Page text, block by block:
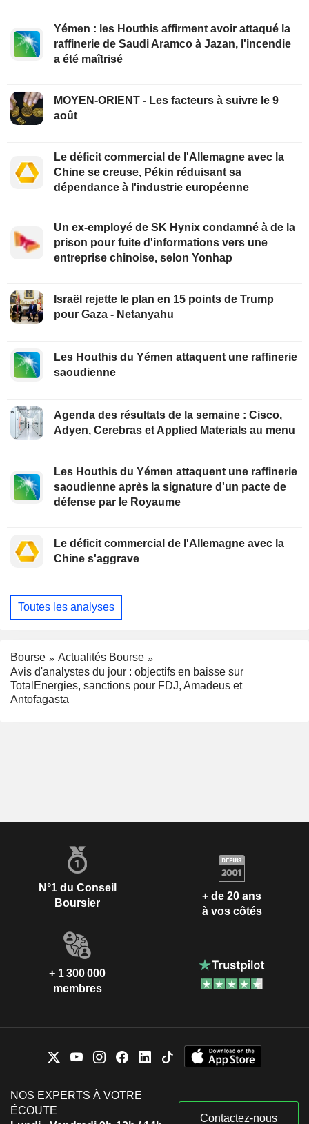
Yémen : les Houthis affirment avoir attaqué la
raffinerie de Saudi Aramco à Jazan, l'incendie
a été maîtrisé
MOYEN-ORIENT - Les facteurs à suivre le 9
août
Le déficit commercial de l'Allemagne avec la
Chine se creuse, Pékin réduisant sa
dépendance à l'industrie européenne
Un ex-employé de SK Hynix condamné à de la
prison pour fuite d'informations vers une
entreprise chinoise, selon Yonhap
Israël rejette le plan en 15 points de Trump
pour Gaza - Netanyahu
Les Houthis du Yémen attaquent une raffinerie
saoudienne
Agenda des résultats de la semaine : Cisco,
Adyen, Cerebras et Applied Materials au menu
Les Houthis du Yémen attaquent une raffinerie
saoudienne après la signature d'un pacte de
défense par le Royaume
Le déficit commercial de l'Allemagne avec la
Chine s'aggrave
Toutes les analyses
Bourse
Actualités Bourse
Avis d'analystes du jour : objectifs en baisse sur
TotalEnergies, sanctions pour FDJ, Amadeus et
Antofagasta
N°1 du Conseil
Boursier
+ de 20 ans
à vos côtés
+ 1 300 000
membres
NOS EXPERTS À VOTRE
ÉCOUTE
Contactez-nous